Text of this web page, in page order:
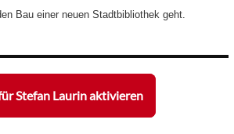
Bau einer neuen Stadtbibliothek geht.
Stefan Laurin aktivieren